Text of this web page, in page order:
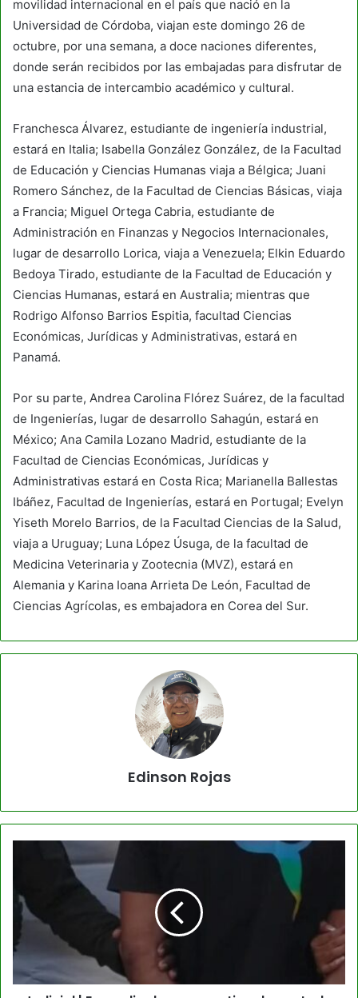
movilidad internacional en el país que nació en la
Universidad de Córdoba, viajan este domingo 26 de
octubre, por una semana, a doce naciones diferentes,
donde serán recibidos por las embajadas para disfrutar de
una estancia de intercambio académico y cultural.
Franchesca Álvarez, estudiante de ingeniería industrial,
estará en Italia; Isabella González González, de la Facultad
de Educación y Ciencias Humanas viaja a Bélgica; Juani
Romero Sánchez, de la Facultad de Ciencias Básicas, viaja
a Francia; Miguel Ortega Cabria, estudiante de
Administración en Finanzas y Negocios Internacionales,
lugar de desarrollo Lorica, viaja a Venezuela; Elkin Eduardo
Bedoya Tirado, estudiante de la Facultad de Educación y
Ciencias Humanas, estará en Australia; mientras que
Rodrigo Alfonso Barrios Espitia, facultad Ciencias
Económicas, Jurídicas y Administrativas, estará en
Panamá.
Por su parte, Andrea Carolina Flórez Suárez, de la facultad
de Ingenierías, lugar de desarrollo Sahagún, estará en
México; Ana Camila Lozano Madrid, estudiante de la
Facultad de Ciencias Económicas, Jurídicas y
Administrativas estará en Costa Rica; Marianella Ballestas
Ibáñez, Facultad de Ingenierías, estará en Portugal; Evelyn
Yiseth Morelo Barrios, de la Facultad Ciencias de la Salud,
viaja a Uruguay; Luna López Úsuga, de la facultad de
Medicina Veterinaria y Zootecnia (MVZ), estará en
Alemania y Karina Ioana Arrieta De León, Facultad de
Ciencias Agrícolas, es embajadora en Corea del Sur.
Edinson Rojas